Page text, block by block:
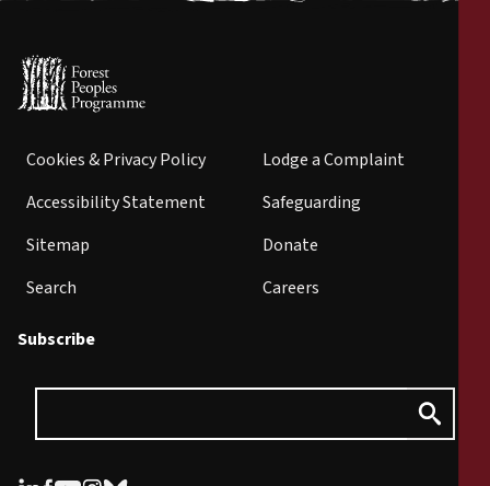
Cookies & Privacy Policy
Accessibility Statement
Sitemap
Search
Lodge a Complaint
Safeguarding
Donate
Careers
Subscribe